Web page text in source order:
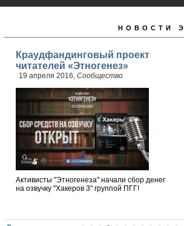
НОВОСТИ
Краудфандинговый проект
читателей «Этногенез»
19 апреля 2016, Сообщество
Активисты "Этногенеза" начали сбор денег
на озвучку "Хакеров 3" группой ПГГ!